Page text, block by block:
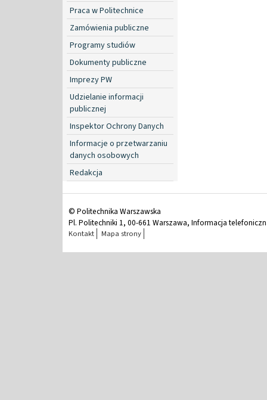
Praca w Politechnice
Zamówienia publiczne
Programy studiów
Dokumenty publiczne
Imprezy PW
Udzielanie informacji
publicznej
Inspektor Ochrony Danych
Informacje o przetwarzaniu
danych osobowych
Redakcja
© Politechnika Warszawska
Pl. Politechniki 1, 00-661 Warszawa, Informacja
Kontakt Mapa strony